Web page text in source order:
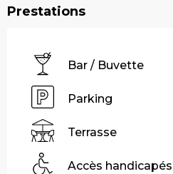
Prestations
Bar / Buvette
Parking
Terrasse
Accès handicapés